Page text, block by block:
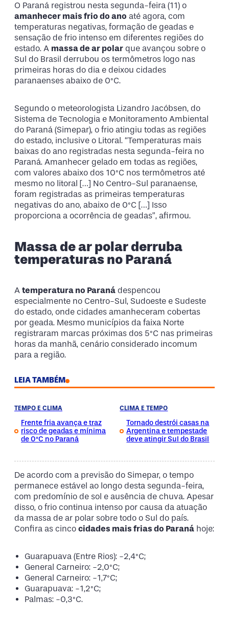
O Paraná registrou nesta segunda-feira (11) o
amanhecer mais frio do ano até agora, com
temperaturas negativas, formação de geadas e
sensação de frio intenso em diferentes regiões do
estado. A massa de ar polar que avançou sobre o
Sul do Brasil derrubou os termômetros logo nas
primeiras horas do dia e deixou cidades
paranaenses abaixo de 0°C.
Segundo o meteorologista Lizandro Jacóbsen, do
Sistema de Tecnologia e Monitoramento Ambiental
do Paraná (Simepar), o frio atingiu todas as regiões
do estado, inclusive o Litoral. “Temperaturas mais
baixas do ano registradas nesta segunda-feira no
Paraná. Amanhecer gelado em todas as regiões,
com valores abaixo dos 10°C nos termômetros até
mesmo no litoral […] No Centro-Sul paranaense,
foram registradas as primeiras temperaturas
negativas do ano, abaixo de 0°C […] Isso
proporciona a ocorrência de geadas”, afirmou.
Massa de ar polar derruba
temperaturas no Paraná
A temperatura no Paraná despencou
especialmente no Centro-Sul, Sudoeste e Sudeste
do estado, onde cidades amanheceram cobertas
por geada. Mesmo municípios da faixa Norte
registraram marcas próximas dos 5°C nas primeiras
horas da manhã, cenário considerado incomum
para a região.
LEIA TAMBÉM
TEMPO E CLIMA
Frente fria avança e traz
risco de geadas e mínima
de 0°C no Paraná
CLIMA E TEMPO
Tornado destrói casas na
Argentina e tempestade
deve atingir Sul do Brasil
De acordo com a previsão do Simepar, o tempo
permanece estável ao longo desta segunda-feira,
com predomínio de sol e ausência de chuva. Apesar
disso, o frio continua intenso por causa da atuação
da massa de ar polar sobre todo o Sul do país.
Confira as cinco cidades mais frias do Paraná hoje:
Guarapuava (Entre Rios): -2,4°C;
General Carneiro: -2,0°C;
General Carneiro: -1,7°C;
Guarapuava: -1,2°C;
Palmas: -0,3°C.